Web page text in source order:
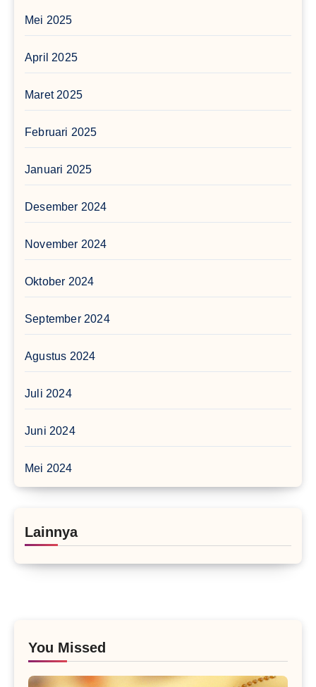
Mei 2025
April 2025
Maret 2025
Februari 2025
Januari 2025
Desember 2024
November 2024
Oktober 2024
September 2024
Agustus 2024
Juli 2024
Juni 2024
Mei 2024
Lainnya
You Missed